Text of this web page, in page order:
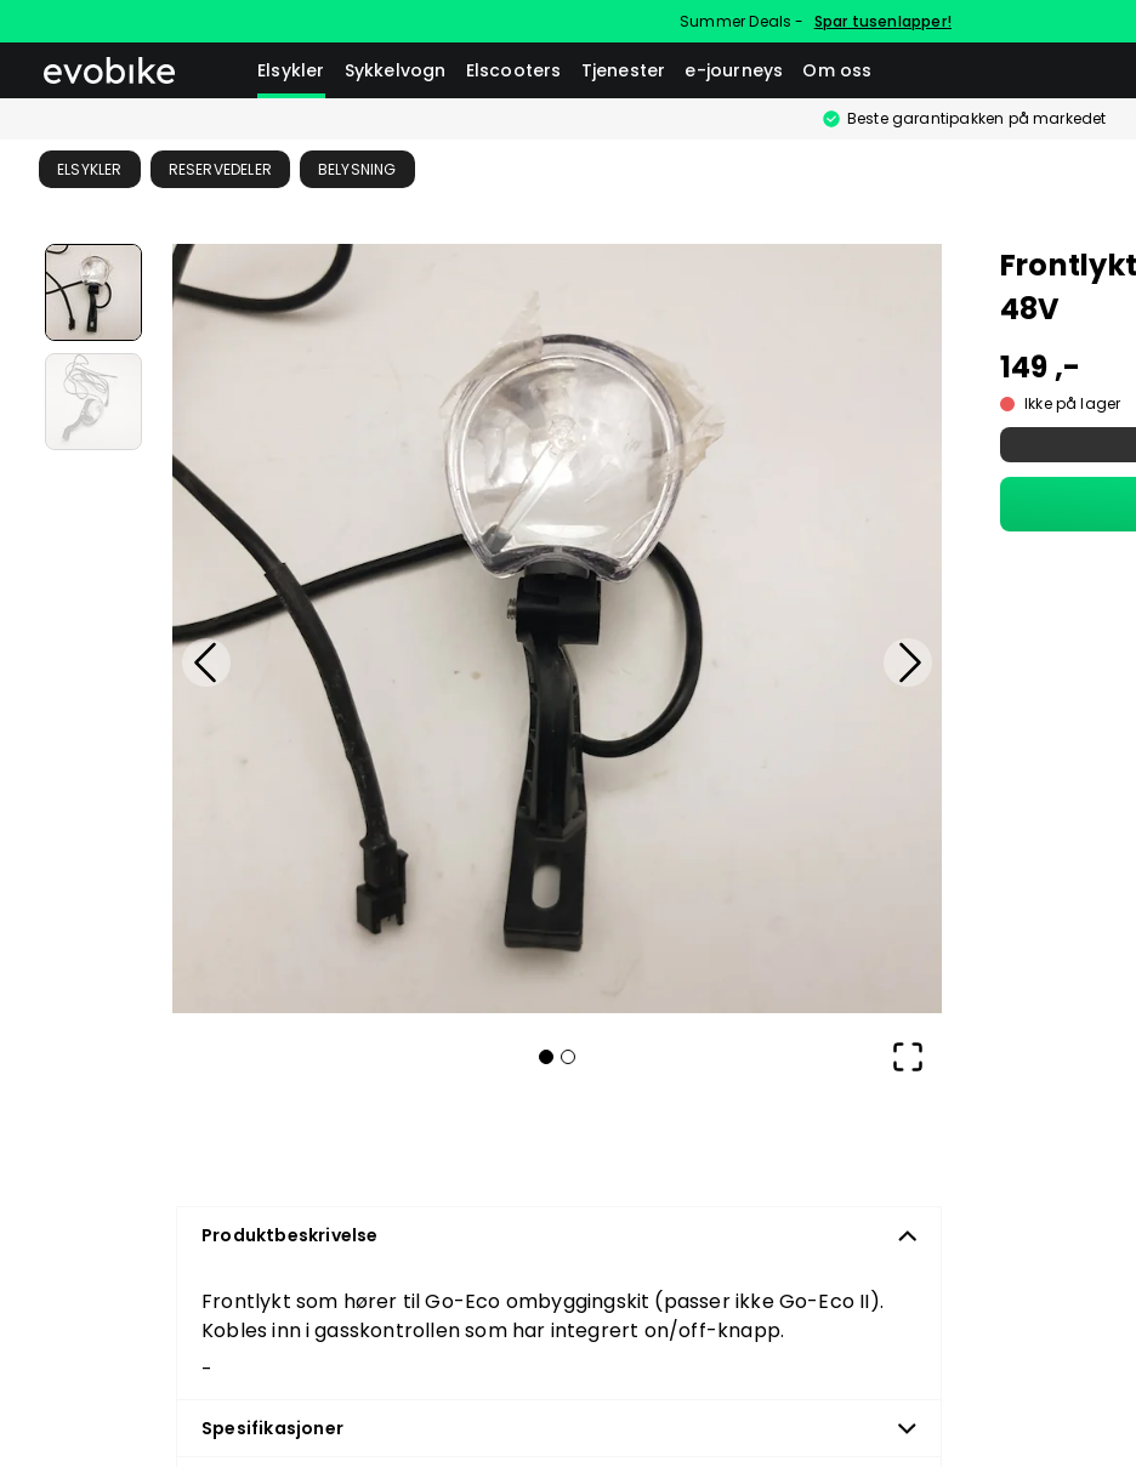
Summer Deals - Spar tusenlapper!
Elsykler Sykkelvogn Elscooters Tjenester e-journeys Om oss
Beste garantipakken på markedet
ELSYKLER RESERVEDELER BELYSNING
48V
149 ,-
Ikke på lager
Produktbeskrivelse
Frontlykt som hører til Go-Eco ombyggingskit (passer ikke Go-Eco II).
Kobles inn i gasskontrollen som har integrert on/off-knapp.
-
Spesifikasjoner